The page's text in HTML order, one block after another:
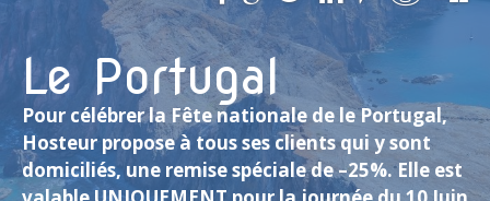
Le Portugal
Pour célébrer la Fête nationale de le Portugal,
Hosteur propose à tous ses clients qui y sont
domiciliés, une remise spéciale de –25%. Elle est